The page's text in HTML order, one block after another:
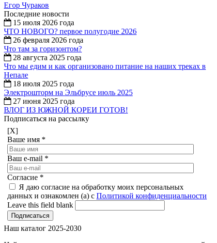
Егор Чураков
Последние новости
15 июля 2026 года
ЧТО НОВОГО? первое полугодие 2026
26 февраля 2026 года
Что там за горизонтом?
28 августа 2025 года
Что мы едим и как организовано питание на наших треках в
Непале
18 июля 2025 года
Электрошторм на Эльбрусе июль 2025
27 июня 2025 года
ВЛОГ ИЗ ЮЖНОЙ КОРЕИ ГОТОВ!
Подписаться на рассылку
[X]
Ваше имя *
Ваш e-mail *
Согласие *
Я даю согласие на обработку моих персональных
данных и ознакомлен (а) с Политикой конфиденциальности
Leave this field blank
Наш каталог 2025-2030